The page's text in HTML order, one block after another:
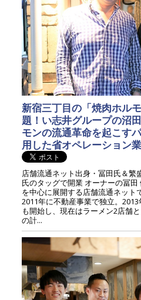
新宿三丁目の「焼肉ホル
題！い志井グループの沼
モンの流通革命を起こす
用した省オペレーション
店舗流通ネット出身・冨田氏＆繁
氏のタッグで開業 オーナーの冨
を中心に展開する店舗流通ネット
2011年に不動産事業で独立。
も開始し、現在はラーメン2店舗
の計...